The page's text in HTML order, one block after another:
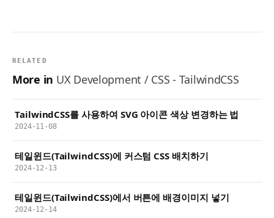
RELATED
More in UX Development / CSS - TailwindCSS
TailwindCSS를 사용하여 SVG 아이콘 색상 변경하는 법
2024-11-08
테일윈드(TailwindCSS)에 커스텀 CSS 배치하기
2024-12-13
테일윈드(TailwindCSS)에서 버튼에 배경이미지 넣기
2024-12-14